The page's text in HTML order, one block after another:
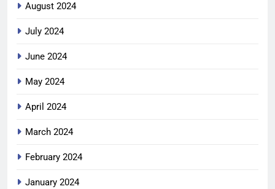
August 2024
July 2024
June 2024
May 2024
April 2024
March 2024
February 2024
January 2024